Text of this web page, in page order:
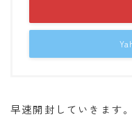
早速開封していきます。